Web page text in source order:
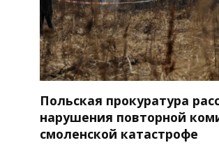
Польская прокуратура
нарушения повторной
смоленской катастрофе